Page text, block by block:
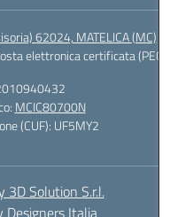
62024, MATELICA (MC)
elettronica certificata (PEC):
MCIC80700N
(CUF): UF5MY2
3D Solution S.r.l.
Designers Italia